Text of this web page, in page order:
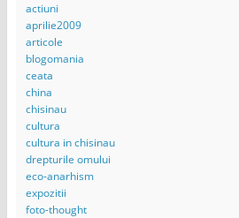
actiuni
aprilie2009
articole
blogomania
ceata
china
chisinau
cultura
cultura in chisinau
drepturile omului
eco-anarhism
expozitii
foto-thought